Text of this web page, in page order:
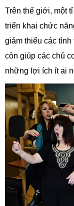
Trên thế giới, một
triển khai chức
giảm thiểu các
còn giúp các chủ
những lợi ích ít ai